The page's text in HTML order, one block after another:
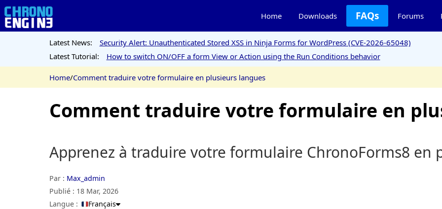
Home Downloads FAQs Forums
Latest News:
Security Alert: Unauthenticated Stored XSS in Ninja Forms for WordPress (CVE-2026-65048)
Latest Tutorial:
How to switch ON/OFF a form View or Action using the Run Conditions behavior
Home/Comment traduire votre formulaire en plusieurs langues
Comment traduire votre formulaire en
Apprenez à traduire votre formulaire ChronoForms8 en
Par : Max_admin
Publié : 18 Mar, 2026
Langue :
Français